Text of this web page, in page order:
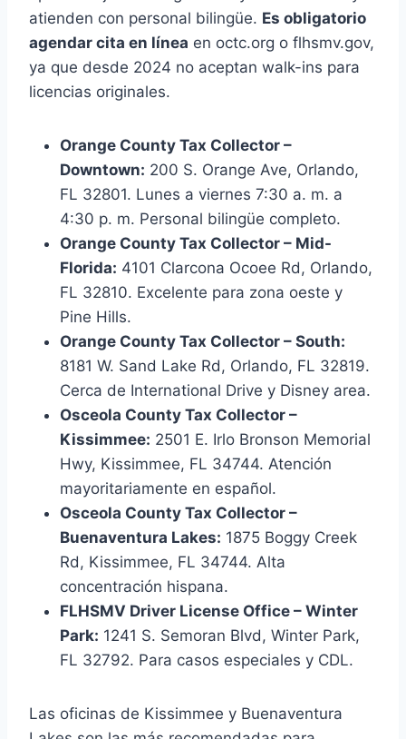
atienden con personal bilingüe. Es obligatorio
agendar cita en línea en octc.org o flhsmv.gov,
ya que desde 2024 no aceptan walk-ins para
licencias originales.
Orange County Tax Collector –
Downtown: 200 S. Orange Ave, Orlando,
FL 32801. Lunes a viernes 7:30 a. m. a
4:30 p. m. Personal bilingüe completo.
Orange County Tax Collector – Mid-
Florida: 4101 Clarcona Ocoee Rd, Orlando,
FL 32810. Excelente para zona oeste y
Pine Hills.
Orange County Tax Collector – South:
8181 W. Sand Lake Rd, Orlando, FL 32819.
Cerca de International Drive y Disney area.
Osceola County Tax Collector –
Kissimmee: 2501 E. Irlo Bronson Memorial
Hwy, Kissimmee, FL 34744. Atención
mayoritariamente en español.
Osceola County Tax Collector –
Buenaventura Lakes: 1875 Boggy Creek
Rd, Kissimmee, FL 34744. Alta
concentración hispana.
FLHSMV Driver License Office – Winter
Park: 1241 S. Semoran Blvd, Winter Park,
FL 32792. Para casos especiales y CDL.
Las oficinas de Kissimmee y Buenaventura